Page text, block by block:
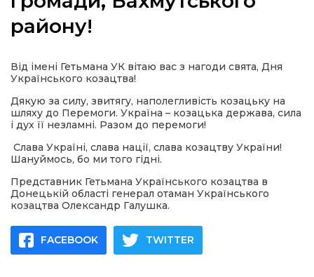
політика
місія
району!
Від імені Гетьмана УК вітаю вас з нагоди свята, Дня
Українського козацтва!
Дякую за силу, звитягу, наполегливість козацьку на
шляху до Перемоги. Україна – козацька держава, сила
і дух її незламні. Разом до перемоги!
Слава Україні, слава нації, слава козацтву України!
Шануймось, бо ми того гідні.
Представник Гетьмана Українського козацтва в
Донецькій області генерал отаман Українського
козацтва Олександр Галушка.
FACEBOOK TWITTER